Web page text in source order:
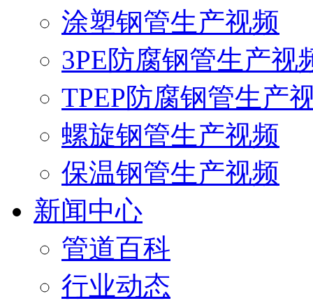
涂塑钢管生产视频
3PE防腐钢管生产视
TPEP防腐钢管生产
螺旋钢管生产视频
保温钢管生产视频
新闻中心
管道百科
行业动态